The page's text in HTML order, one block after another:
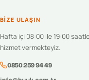
BIZE ULAŞIN
Hafta içi 08:00 ile 19:00
hizmet vermekteyiz.
0850 259 94 49